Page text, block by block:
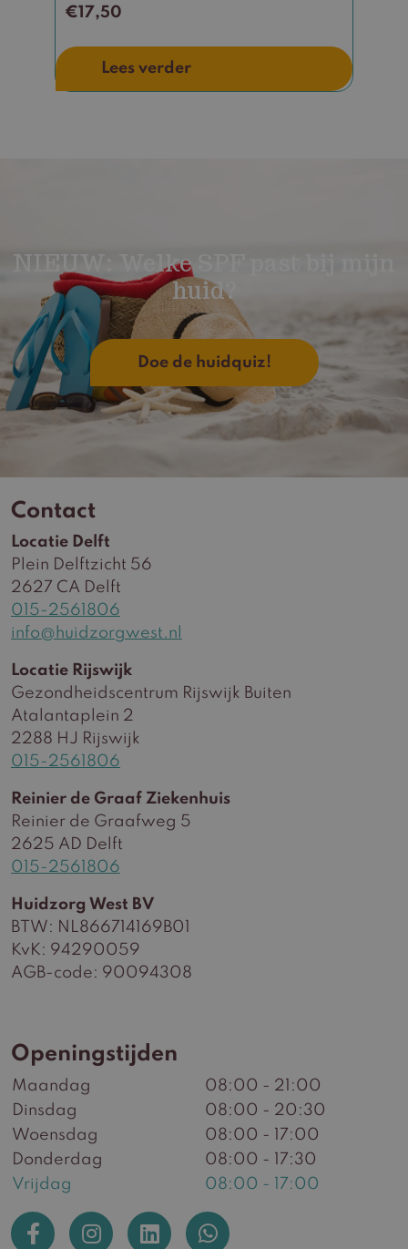
€17,50
Lees verder
NIEUW: Welke SPF past bij mijn
huid?
Doe de huidquiz!
Contact
Locatie Delft
Plein Delftzicht 56
2627 CA Delft
015-2561806
info@huidzorgwest.nl
Locatie Rijswijk
Gezondheidscentrum Rijswijk Buiten
Atalantaplein 2
2288 HJ Rijswijk
015-2561806
Reinier de Graaf Ziekenhuis
Reinier de Graafweg 5
2625 AD Delft
015-2561806
Huidzorg West BV
BTW: NL866714169B01
KvK: 94290059
AGB-code: 90094308
Openingstijden
Maandag
08:00 - 21:00
Dinsdag
08:00 - 20:30
Woensdag
08:00 - 17:00
Donderdag
08:00 - 17:30
Vrijdag
08:00 - 17:00